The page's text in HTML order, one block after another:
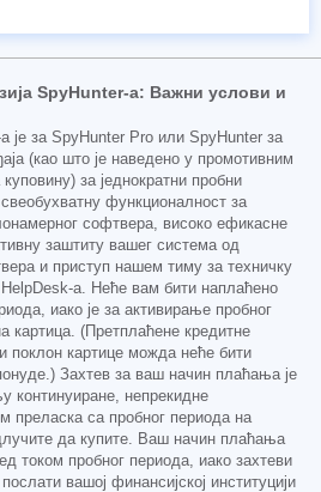
SpyHunter-а: Важни услови и
је за SpyHunter Pro или SpyHunter за
(као што је наведено у промотивним
за једнократни пробни
функционалност за
софтвера, високо ефикасне
заштиту вашег система од
и приступ нашем тиму за техничку
а. Неће вам бити наплаћено
иако је за активирање пробног
картица. (Претплаћене кредитне
поклон картице можда неће бити
Захтев за ваш начин плаћања је
континуиране, непрекидне
преласка са пробног периода на
да купите. Ваш начин плаћања
током пробног периода, иако захтеви
вашој финансијској институцији